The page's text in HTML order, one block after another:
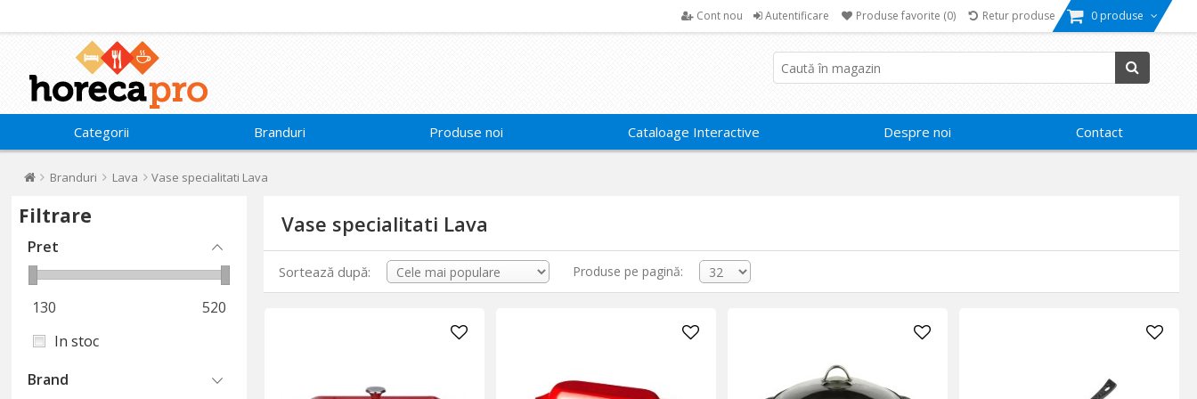
Cont nou Autentificare Produse favorite (0) Retur produse 0 produse
Categorii Branduri Produse noi Cataloage Interactive Despre noi Contact
Branduri Lava Vase specialitati Lava
Filtrare
Pret
130
520
In stoc
Brand
Vase specialitati Lava
Sortează după: Produse pe pagină: